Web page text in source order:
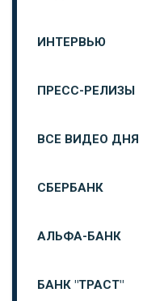
ИНТЕРВЬЮ
ПРЕСС-РЕЛИЗЫ
ВСЕ ВИДЕО ДНЯ
СБЕРБАНК
АЛЬФА-БАНК
БАНК "ТРАСТ"